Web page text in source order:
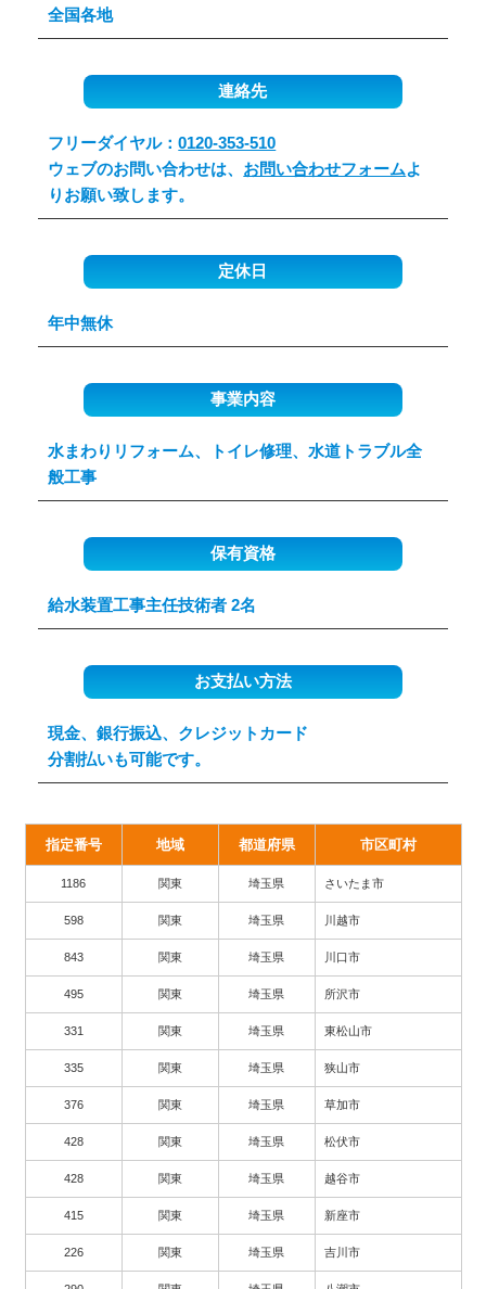
全国各地
連絡先
フリーダイヤル：0120-353-510
ウェブのお問い合わせは、 お問い合わせフォームよ
りお願い致します。
定休日
年中無休
事業内容
水まわりリフォーム、トイレ修理、水道トラブル全
般工事
保有資格
給水装置工事主任技術者 2名
お支払い方法
現金、銀行振込、クレジットカード
分割払いも可能です。
指定番号 地域 都道府県 市区町村
1186 関東 埼玉県 さいたま市
598 関東 埼玉県 川越市
843 関東 埼玉県 川口市
495 関東 埼玉県 所沢市
331 関東 埼玉県 東松山市
335 関東 埼玉県 狭山市
376 関東 埼玉県 草加市
428 関東 埼玉県 松伏市
428 関東 埼玉県 越谷市
415 関東 埼玉県 新座市
226 関東 埼玉県 吉川市